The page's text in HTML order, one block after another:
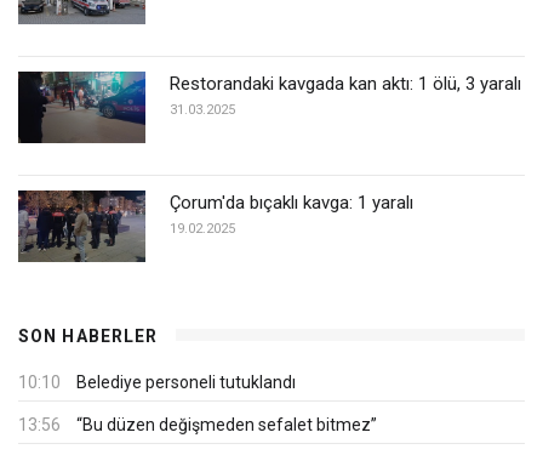
Restorandaki kavgada kan aktı: 1 ölü, 3 yaralı
31.03.2025
Çorum'da bıçaklı kavga: 1 yaralı
19.02.2025
SON HABERLER
10:10 Belediye personeli tutuklandı
13:56 “Bu düzen değişmeden sefalet bitmez”